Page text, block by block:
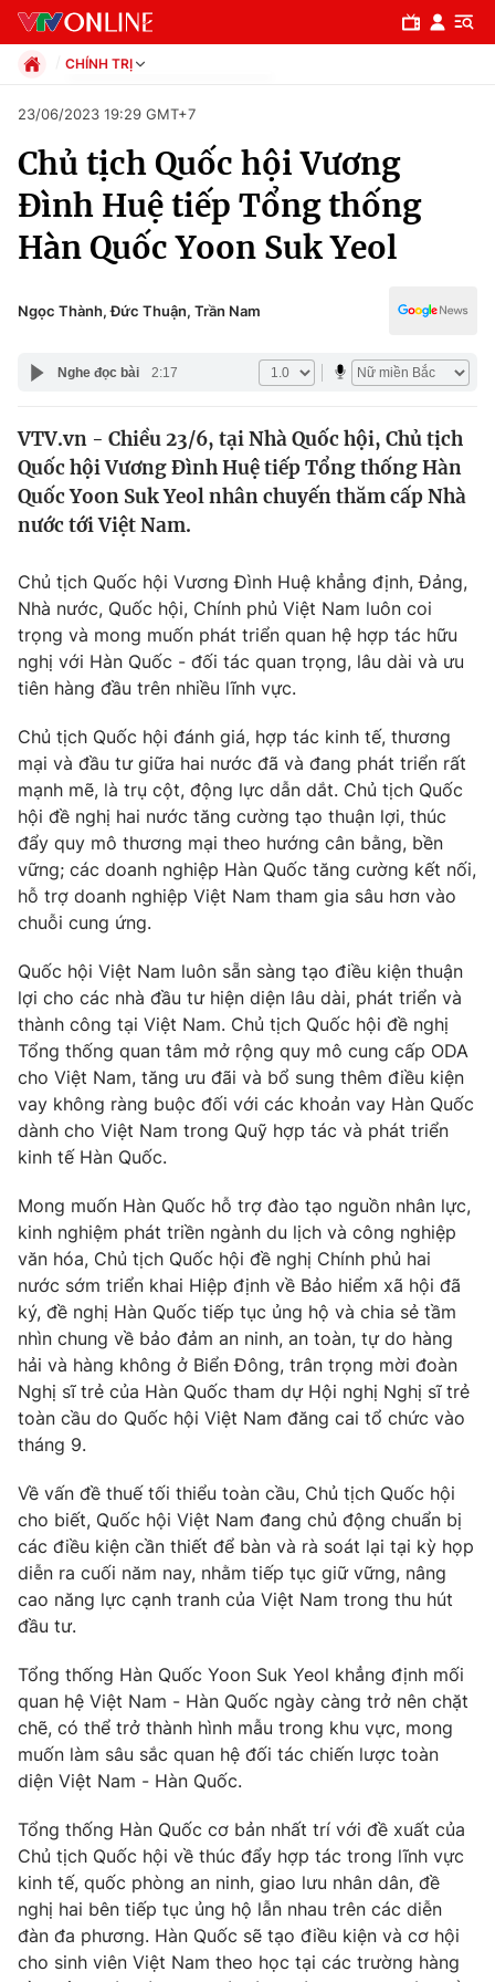
Chuyên mục
Chính trị
Thế giới
Tin tức
Thế giới đó đây
Câu chuyện quốc tế
Tài chính
Thị trường
Góc doanh nghiệp
Dữ liệu và đời sống
Truyền hình
Hậu trường
Nhân vật
Khán giả
Giải sao mai
Giải trí
Điện ảnh
Âm nhạc
Sao
Đời sống
Du lịch
Làm đẹp
Chất lượng cuộc sống
Giáo dục
Tuyển sinh
Công nghệ
Hitech Công nghệ tương lai
Sản phẩm
Thị trường
Tư vấn
Giao lưu trực tuyến
Lịch phát sóng
Chuyên mục khác
Photo Infographic
Video Shorts video
VTV Money VTV Thể thao
VTV Sức khoẻ Bất động sản
Thị trường 24h Tấm lòng Việt
VTV4 Vươn mình bằng AI
VTV9
Liên hệ tòa soạn English
Theo dõi báo trên
Cơ quan chủ quản: Đài Truyền hình Việt Nam
CHÍNH TRỊ
Xã hội
Pháp luật
Kinh tế
Thể thao
Truyền hình
Văn hóa - Giải trí
Đời sống
Giáo dục
23/06/2023 19:29 GMT+7
Chủ tịch Quốc hội Vương
Đình Huệ tiếp Tổng thống
Hàn Quốc Yoon Suk Yeol
Ngọc Thành, Đức Thuận, Trần Nam
Nghe đọc bài 2:17
VTV.vn - Chiều 23/6, tại Nhà Quốc hội, Chủ tịch
Quốc hội Vương Đình Huệ tiếp Tổng thống Hàn
Quốc Yoon Suk Yeol nhân chuyến thăm cấp Nhà
nước tới Việt Nam.
Chủ tịch Quốc hội Vương Đình Huệ khẳng định, Đảng,
Nhà nước, Quốc hội, Chính phủ Việt Nam luôn coi
trọng và mong muốn phát triển quan hệ hợp tác hữu
nghị với Hàn Quốc - đối tác quan trọng, lâu dài và ưu
tiên hàng đầu trên nhiều lĩnh vực.
Chủ tịch Quốc hội đánh giá, hợp tác kinh tế, thương
mại và đầu tư giữa hai nước đã và đang phát triển rất
mạnh mẽ, là trụ cột, động lực dẫn dắt. Chủ tịch Quốc
hội đề nghị hai nước tăng cường tạo thuận lợi, thúc
đẩy quy mô thương mại theo hướng cân bằng, bền
vững; các doanh nghiệp Hàn Quốc tăng cường kết nối,
hỗ trợ doanh nghiệp Việt Nam tham gia sâu hơn vào
chuỗi cung ứng.
Quốc hội Việt Nam luôn sẵn sàng tạo điều kiện thuận
lợi cho các nhà đầu tư hiện diện lâu dài, phát triển và
thành công tại Việt Nam. Chủ tịch Quốc hội đề nghị
Tổng thống quan tâm mở rộng quy mô cung cấp ODA
cho Việt Nam, tăng ưu đãi và bổ sung thêm điều kiện
vay không ràng buộc đối với các khoản vay Hàn Quốc
dành cho Việt Nam trong Quỹ hợp tác và phát triển
kinh tế Hàn Quốc.
Mong muốn Hàn Quốc hỗ trợ đào tạo nguồn nhân lực,
kinh nghiệm phát triền ngành du lịch và công nghiệp
văn hóa, Chủ tịch Quốc hội đề nghị Chính phủ hai
nước sớm triển khai Hiệp định về Bảo hiểm xã hội đã
ký, đề nghị Hàn Quốc tiếp tục ủng hộ và chia sẻ tầm
nhìn chung về bảo đảm an ninh, an toàn, tự do hàng
hải và hàng không ở Biển Đông, trân trọng mời đoàn
Nghị sĩ trẻ của Hàn Quốc tham dự Hội nghị Nghị sĩ trẻ
toàn cầu do Quốc hội Việt Nam đăng cai tổ chức vào
tháng 9.
Về vấn đề thuế tối thiểu toàn cầu, Chủ tịch Quốc hội
cho biết, Quốc hội Việt Nam đang chủ động chuẩn bị
các điều kiện cần thiết để bàn và rà soát lại tại kỳ họp
diễn ra cuối năm nay, nhằm tiếp tục giữ vững, nâng
cao năng lực cạnh tranh của Việt Nam trong thu hút
đầu tư.
Tổng thống Hàn Quốc Yoon Suk Yeol khẳng định mối
quan hệ Việt Nam - Hàn Quốc ngày càng trở nên chặt
chẽ, có thể trở thành hình mẫu trong khu vực, mong
muốn làm sâu sắc quan hệ đối tác chiến lược toàn
diện Việt Nam - Hàn Quốc.
Tổng thống Hàn Quốc cơ bản nhất trí với đề xuất của
Chủ tịch Quốc hội về thúc đẩy hợp tác trong lĩnh vực
kinh tế, quốc phòng an ninh, giao lưu nhân dân, đề
nghị hai bên tiếp tục ủng hộ lẫn nhau trên các diễn
đàn đa phương. Hàn Quốc sẽ tạo điều kiện và cơ hội
cho sinh viên Việt Nam theo học tại các trường hàng